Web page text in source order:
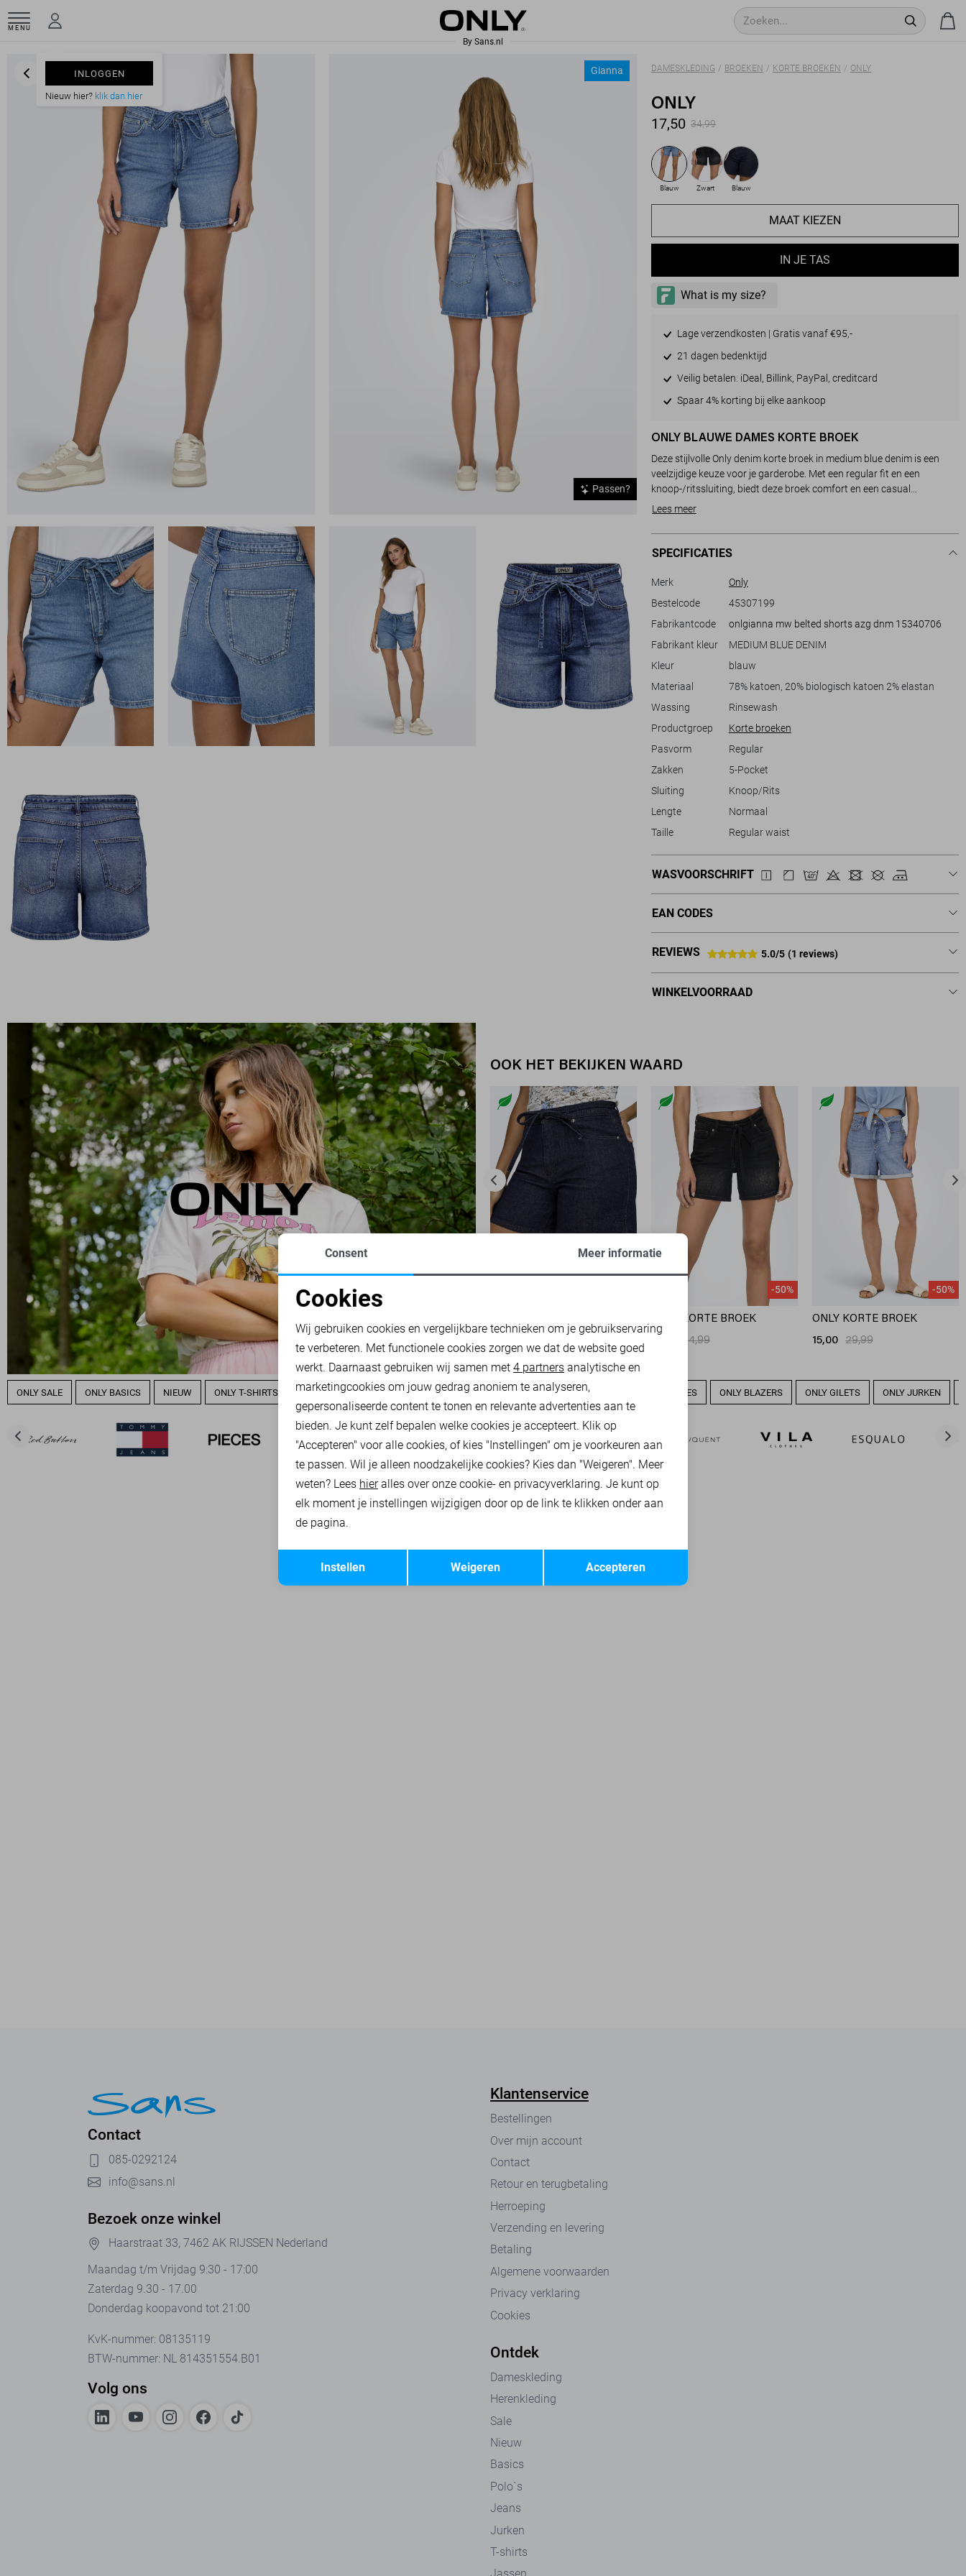
MENU
INLOGGEN
Nieuw hier? klik dan hier
Gianna
Passen?
DAMESKLEDING BROEKEN KORTE BROEKEN ONLY
ONLY
17,50 34,99
Blauw Zwart Blauw
MAAT KIEZEN
IN JE TAS
Lage verzendkosten | Gratis vanaf €95,-
21 dagen bedenktijd
Veilig betalen: iDeal, Billink, PayPal, creditcard
Spaar 4% korting bij elke aankoop
ONLY BLAUWE DAMES KORTE BROEK
Deze stijlvolle Only denim korte broek in medium blue denim is een
veelzijdige keuze voor je garderobe. Met een regular fit en een
knoop-/ritssluiting, biedt deze broek comfort en een casual
uitstraling. De rinsewash geeft het een frisse look, terwijl de 5-pocket
biologisch katoen en 2% elastan zorgt voor een aangenaam
draagcomfort.
Dankzij de regular waist taille en normale lengte is deze denim short
gaat of een gezellige middag in het park hebt gepland, deze broek is
een geschikte match. Combineer hem met een simpele witte top voor
een frisse, zomerse look of kleed hem aan met een blouse voor een
verantwoorde keuze die je makkelijk kunt integreren in je dagelijkse
outfits.
Lees meer
SPECIFICATIES
Merk
Only
Bestelcode
45307199
Fabrikantcode
onlgianna mw belted shorts azg dnm 15340706
Fabrikant kleur
MEDIUM BLUE DENIM
Kleur
blauw
Materiaal
78% katoen, 20% biologisch katoen 2% elastan
Wassing
Rinsewash
Productgroep
Korte broeken
Pasvorm
Regular
Zakken
5-Pocket
Sluiting
Knoop/Rits
Lengte
Normaal
Taille
Regular waist
WASVOORSCHRIFT
EAN CODES
REVIEWS 5.0/5 (1 reviews)
WINKELVOORRAAD
OOK HET BEKIJKEN WAARD
34,99
-50%
ONLY KORTE BROEK
34,99
-50%
ONLY KORTE BROEK
15,00 29,99
ONLY SALE ONLY BASICS NIEUW ONLY T-SHIRTS ONLY JASSEN ONLY TRUIEN ONLY SWEATERS ONLY VESTEN ONLY BLOUSES ONLY BLAZERS ONLY GILETS ONLY JURKEN
Contact
085-0292124
info@sans.nl
Bezoek onze winkel
Haarstraat 33, 7462 AK RIJSSEN Nederland
Maandag t/m Vrijdag 9:30 - 17:00
Zaterdag 9.30 - 17.00
Donderdag koopavond tot 21:00
KvK-nummer: 08135119
BTW-nummer: NL 814351554.B01
Volg ons
Klantenservice
Bestellingen
Over mijn account
Contact
Retour en terugbetaling
Herroeping
Verzending en levering
Betaling
Algemene voorwaarden
Privacy verklaring
Cookies
Ontdek
Dameskleding
Herenkleding
Sale
Nieuw
Basics
Polo`s
Jeans
Jurken
T-shirts
Noodzakelijke cookies
Analytische cookies Marketing cookies
Terug Opslaan
Consent Meer informatie
Cookies
Wij gebruiken cookies en vergelijkbare technieken om je gebruikservaring
te verbeteren. Met functionele cookies zorgen we dat de website goed
werkt. Daarnaast gebruiken wij samen met 4 partners analytische en
marketingcookies om jouw gedrag anoniem te analyseren,
gepersonaliseerde content te tonen en relevante advertenties aan te
bieden. Je kunt zelf bepalen welke cookies je accepteert. Klik op
"Accepteren" voor alle cookies, of kies "Instellingen" om je voorkeuren aan
te passen. Wil je alleen noodzakelijke cookies? Kies dan "Weigeren". Meer
weten? Lees hieralles over onze cookie- en privacyverklaring. Je kunt op
elk moment je instellingen wijzigigen door op de link te klikken onder aan
de pagina.
Accepteren
Weigeren
Instellen